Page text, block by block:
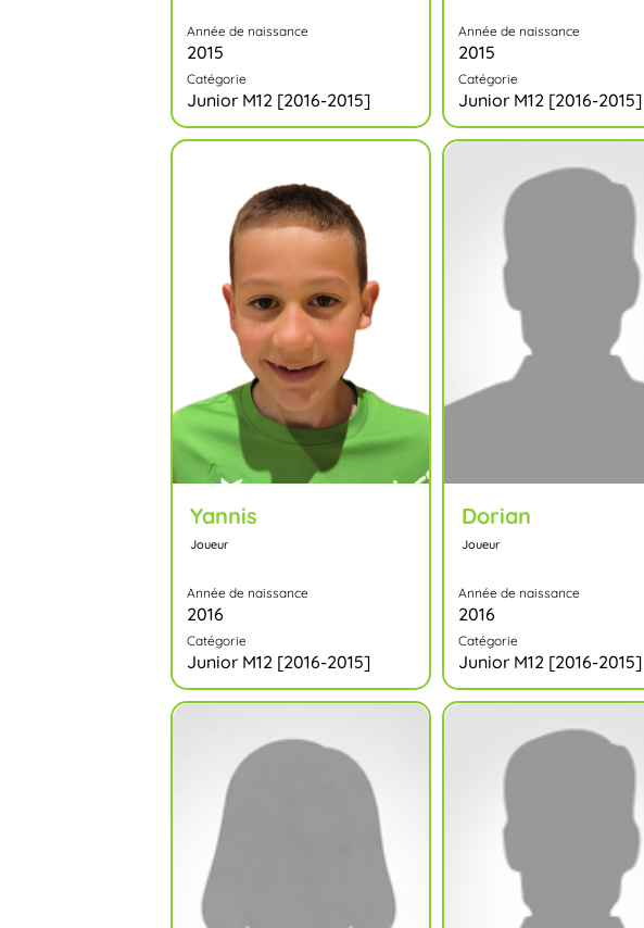
Année de naissance
2015
Catégorie
Junior M12 [2016-2015]
Année de naissance
2015
Catégorie
Junior M12 [2016-2015]
Yannis
Joueur
Année de naissance
2016
Catégorie
Junior M12 [2016-2015]
Dorian
Joueur
Année de naissance
2016
Catégorie
Junior M12 [2016-2015]